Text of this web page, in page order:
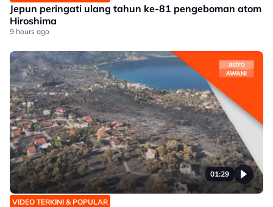
Jepun peringati ulang tahun ke-81 pengeboman atom
Hiroshima
9 hours ago
01:29
VIDEO TERKINI & POPULAR